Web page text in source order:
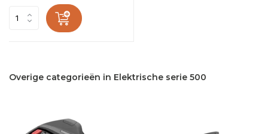
Overige categorieën in Elektrische serie 500